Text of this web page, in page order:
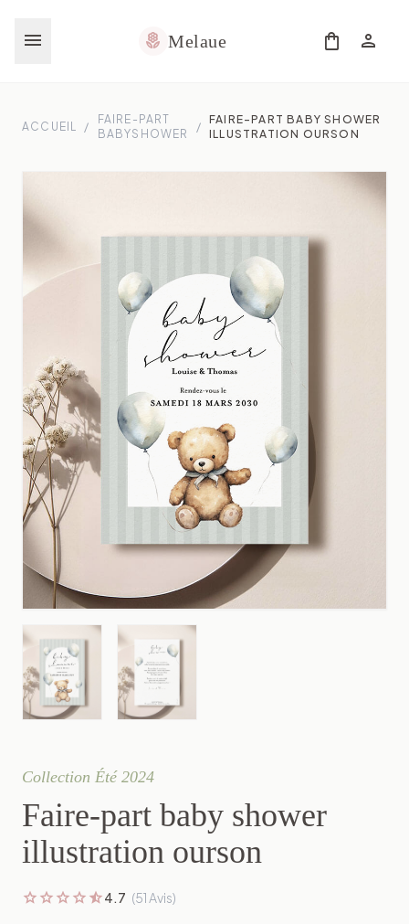
menu local_florist Melaue shopping_bag person
ACCUEIL /
FAIRE-PART
BABYSHOWER
/
FAIRE-PART BABY SHOWER
ILLUSTRATION OURSON
Collection Été 2024
Faire-part baby shower
illustration ourson
starstarstarstarstar_half4.7 (51 Avis)